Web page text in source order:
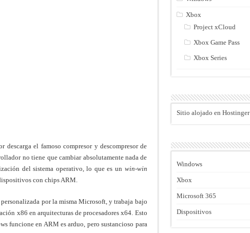
el famoso compresor y descompresor de
no tiene que cambiar absolutamente nada de
del sistema operativo, lo que es un win-win
con chips ARM.
por la misma Microsoft, y trabaja bajo
x86 en arquitecturas de procesadores x64. Esto
funcione en ARM es arduo, pero sustancioso para
Xbox
Project xCloud
Xbox Game Pass
Xbox Series
Sitio alojado en Hostinger
Windows
Xbox
Microsoft 365
Dispositivos